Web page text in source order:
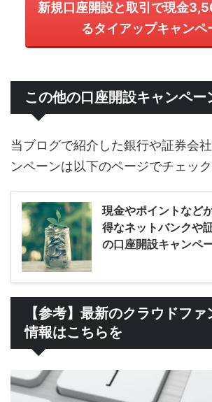
新規口座開設と取引で現金
るタイアップキャンペ
この他の口座開設キャンペー
当ブログで紹介した銀行や証券会
ンペーンは以下のページでチェッ
現金やポイントなど
得なネットバンクや
の口座開設キャンペ
【参考】最新のクラウドフ
情報はこちらを